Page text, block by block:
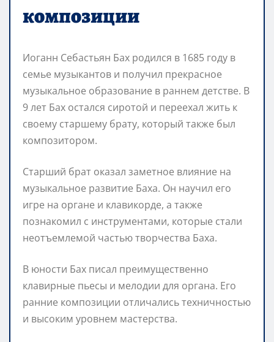
композиции
Иоганн Себастьян Бах родился в 1685 году в
семье музыкантов и получил прекрасное
музыкальное образование в раннем детстве. В
9 лет Бах остался сиротой и переехал жить к
своему старшему брату, который также был
композитором.
Старший брат оказал заметное влияние на
музыкальное развитие Баха. Он научил его
игре на органе и клавикорде, а также
познакомил с инструментами, которые стали
неотъемлемой частью творчества Баха.
В юности Бах писал преимущественно
клавирные пьесы и мелодии для органа. Его
ранние композиции отличались техничностью
и высоким уровнем мастерства.